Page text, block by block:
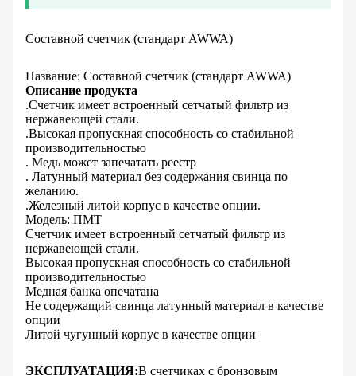
Составной счетчик (стандарт AWWA)
Название: Составной счетчик (стандарт AWWA)
Описание продукта
.Счетчик имеет встроенный сетчатый фильтр из
нержавеющей стали.
.Высокая пропускная способность со стабильной
производительностью
. Медь может запечатать реестр
. Латунный материал без содержания свинца по
желанию.
.Железный литой корпус в качестве опции.
Модель: ПМТ
Счетчик имеет встроенный сетчатый фильтр из
нержавеющей стали.
Высокая пропускная способность со стабильной
производительностью
Медная банка опечатана
Не содержащий свинца латунный материал в качестве
опции
Литой чугунный корпус в качестве опции
ЭКСПЛУАТАЦИЯ:В счетчиках с бронзовым